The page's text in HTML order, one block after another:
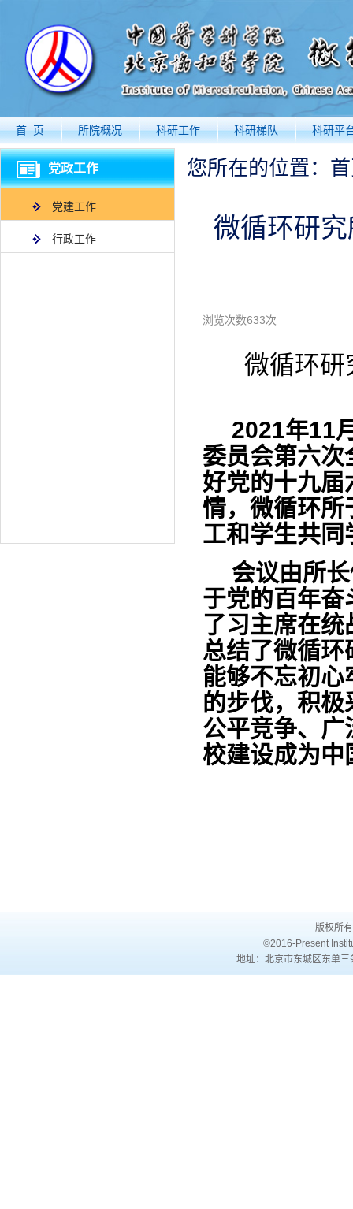
首 页 所院概况 科研工作 科研梯队 科研平
党政工作
党建工作
行政工作
您所在的位置：
微循环研
浏览次数633次
微循环研
2021年11
委员会第六次
好党的十九届
情，微循环所
工和学生共同
会议由所
于党的百年奋
了习主席在
总结了微循
能够不忘初心
的步伐，积
公平竞争、广
校建设成为中
版权所
©2016-Present
地址：北京市东城区东